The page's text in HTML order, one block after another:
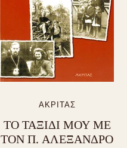
ΑΚΡΙΤΑΣ
ΤΟ ΤΑΞΙΔΙ ΜΟΥ ΜΕ
ΤΟΝ Π. ΑΛΕΞΑΝΔΡΟ